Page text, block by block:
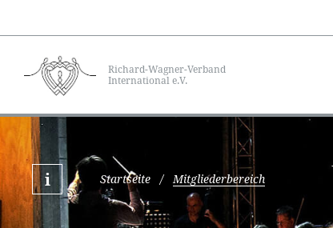
Richard-Wagner-Verband
International e.V.
Startseite / Mitgliederbereich